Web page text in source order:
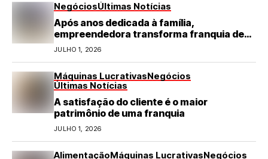
NegóciosÚltimas Notícias
Após anos dedicada à família,
empreendedora transforma franquia de
turismo em negócio de destaque no RN
JULHO 1, 2026
Máquinas LucrativasNegócios
Últimas Notícias
A satisfação do cliente é o maior
patrimônio de uma franquia
JULHO 1, 2026
AlimentaçãoMáquinas LucrativasNegócios